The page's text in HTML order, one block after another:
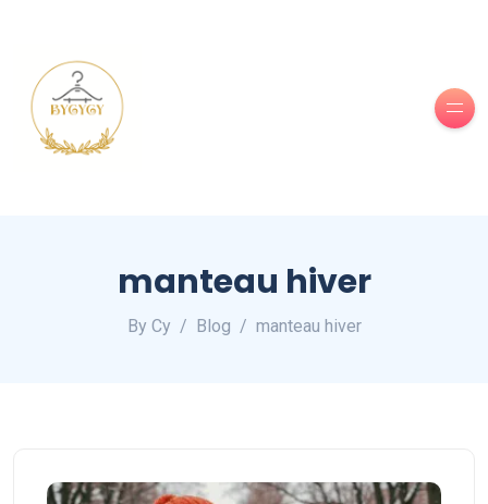
manteau hiver
By Cy Blog manteau hiver